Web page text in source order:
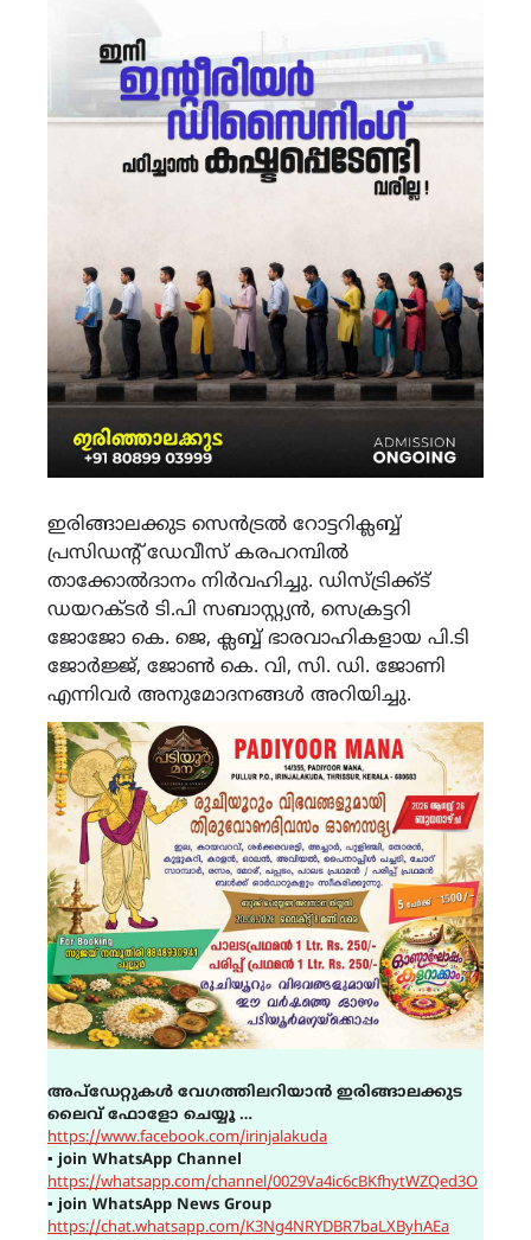
ഇരിങ്ങാലക്കുട സെൻട്രൽ റോട്ടറിക്ലബ്ബ്
പ്രസിഡന്റ് ഡേവീസ് കരപറമ്പിൽ
താക്കോൽദാനം നിർവഹിച്ചു. ഡിസ്ട്രിക്ക്ട്
ഡയറക്ടർ ടി.പി സബാസ്റ്റ്യൻ, സെക്രട്ടറി
ജോജോ കെ. ജെ, ക്ലബ്ബ് ഭാരവാഹികളായ പി.ടി
ജോർജ്ജ്, ജോൺ കെ. വി, സി. ഡി. ജോണി
എന്നിവർ അനുമോദനങ്ങൾ അറിയിച്ചു.
അപ്ഡേറ്റുകൾ വേഗത്തിലറിയാൻ ഇരിങ്ങാലക്കുട
ലൈവ് ഫോളോ ചെയ്യൂ …
https://www.facebook.com/irinjalakuda
▪ join WhatsApp Channel
https://whatsapp.com/channel/0029Va4ic6cBKfhytWZQed3O
▪ join WhatsApp News Group
https://chat.whatsapp.com/K3Ng4NRYDBR7baLXByhAEa